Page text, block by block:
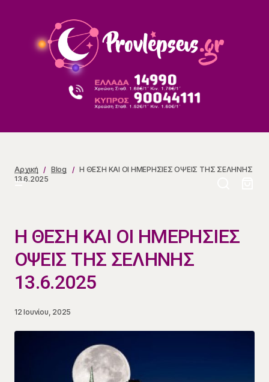
Αρχική Blog
Η ΘΕΣΗ ΚΑΙ ΟΙ ΗΜΕΡΗΣΙΕΣ ΟΨΕΙΣ ΤΗΣ ΣΕΛΗΝΗΣ
13.6.2025
Η ΘΕΣΗ ΚΑΙ ΟΙ ΗΜΕΡΗΣΙΕΣ
ΟΨΕΙΣ ΤΗΣ ΣΕΛΗΝΗΣ
13.6.2025
12 Ιουνίου, 2025